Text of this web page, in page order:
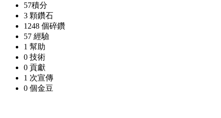
57積分
3 顆鑽石
1248 個碎鑽
57 經驗
1 幫助
0 技術
0 貢獻
1 次宣傳
0 個金豆